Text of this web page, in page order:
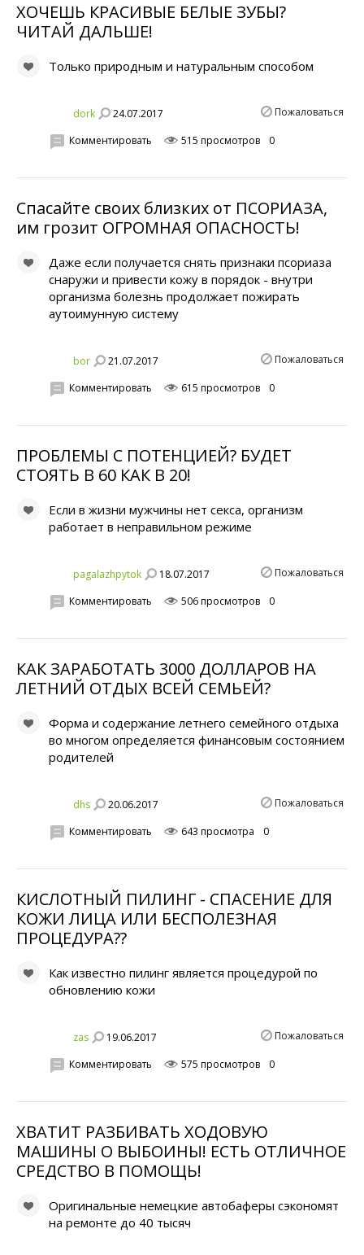
ХОЧЕШЬ КРАСИВЫЕ БЕЛЫЕ ЗУБЫ?
ЧИТАЙ ДАЛЬШЕ!
Только природным и натуральным способом
dork 24.07.2017 Пожаловаться
Комментировать 515 просмотров 0
Спасайте своих близких от ПСОРИАЗА,
им грозит ОГРОМНАЯ ОПАСНОСТЬ!
Даже если получается снять признаки псориаза
снаружи и привести кожу в порядок - внутри
организма болезнь продолжает пожирать
аутоимунную систему
bor 21.07.2017 Пожаловаться
Комментировать 615 просмотров 0
ПРОБЛЕМЫ С ПОТЕНЦИЕЙ? БУДЕТ
СТОЯТЬ В 60 КАК В 20!
Если в жизни мужчины нет секса, организм
работает в неправильном режиме
pagalazhpytok 18.07.2017 Пожаловаться
Комментировать 506 просмотров 0
КАК ЗАРАБОТАТЬ 3000 ДОЛЛАРОВ НА
ЛЕТНИЙ ОТДЫХ ВСЕЙ СЕМЬEЙ?
Форма и содержание летнего семейного отдыха
во многом определяется финансовым состоянием
родителей
dhs 20.06.2017 Пожаловаться
Комментировать 643 просмотра 0
КИСЛОТНЫЙ ПИЛИНГ - СПАСЕНИЕ ДЛЯ
КОЖИ ЛИЦА ИЛИ БЕСПОЛЕЗНАЯ
ПРОЦЕДУРА??
Как известно пилинг является процедурой по
обновлению кожи
zas 19.06.2017 Пожаловаться
Комментировать 575 просмотров 0
ХВАТИТ РАЗБИВАТЬ ХОДОВУЮ
МАШИНЫ О ВЫБОИНЫ! ЕСТЬ ОТЛИЧНОЕ
СРЕДСТВО В ПОМОЩЬ!
Оригинальные немецкие автобаферы сэкономят
на ремонте до 40 тысяч